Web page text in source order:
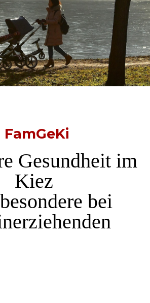
FamGeKi
Gesundheit im
Kiez
bei